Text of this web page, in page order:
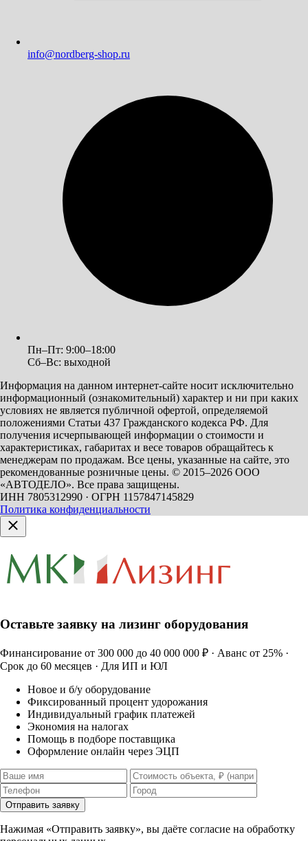
info@nordberg-shop.ru
Пн–Пт: 9:00–18:00
Сб–Вс: выходной
Информация на данном интернет-сайте носит исключительно
информационный (ознакомительный) характер и ни при каких
условиях не является публичной офертой, определяемой
положениями Статьи 437 Гражданского кодекса РФ. Для
получения исчерпывающей информации о стоимости и
характеристиках, габаритах и весе товаров обращайтесь к
менеджерам по продажам. Все цены, указанные на сайте, это
рекомендованные розничные цены. © 2015–2026 ООО
«АВТОДЕЛО». Все права защищены.
ИНН 7805312990 · ОГРН 1157847145829
Политика конфиденциальности
Оставьте заявку на лизинг оборудования
Финансирование от 300 000 до 40 000 000 ₽ · Аванс от 25% ·
Срок до 60 месяцев · Для ИП и ЮЛ
Новое и б/у оборудование
Фиксированный процент удорожания
Индивидуальный график платежей
Экономия на налогах
Помощь в подборе поставщика
Оформление онлайн через ЭЦП
Отправить заявку
Нажимая «Отправить заявку», вы даёте согласие на обработку